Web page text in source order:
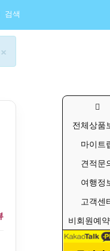
검색
×
전체상품
마이트
견적문
여행정
고객센
비회원예